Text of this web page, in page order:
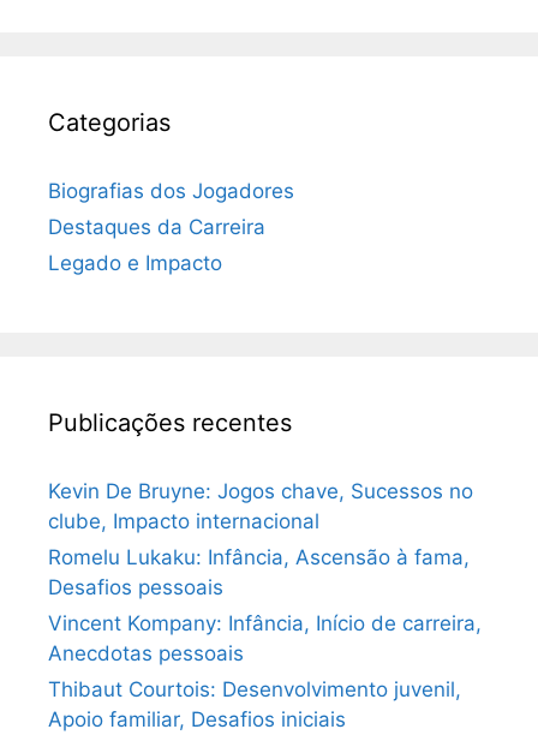
Categorias
Biografias dos Jogadores
Destaques da Carreira
Legado e Impacto
Publicações recentes
Kevin De Bruyne: Jogos chave, Sucessos no
clube, Impacto internacional
Romelu Lukaku: Infância, Ascensão à fama,
Desafios pessoais
Vincent Kompany: Infância, Início de carreira,
Anecdotas pessoais
Thibaut Courtois: Desenvolvimento juvenil,
Apoio familiar, Desafios iniciais